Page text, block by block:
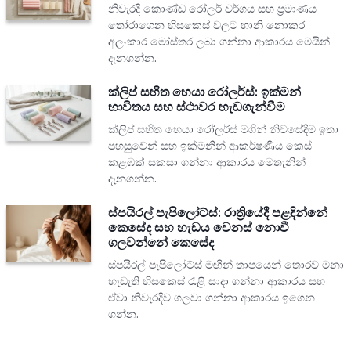
නිවැරදි කොණ්ඩ රෝලර් වර්ගය සහ ප්‍රමාණය
තෝරාගෙන හිසකෙස් වලට හානි නොකර
අලංකාර මෝස්තර ලබා ගන්නා ආකාරය මෙයින්
දැනගන්න.
ක්ලිප් සහිත හෙයා රෝලර්ස්: ඉක්මන්
භාවිතය සහ ස්ථාවර හැඩගැන්වීම
ක්ලිප් සහිත හෙයා රෝලර්ස් මගින් නිවසේදීම ඉතා
පහසුවෙන් සහ ඉක්මනින් ආකර්ෂණීය කෙස්
කළඹක් සකසා ගන්නා ආකාරය මෙතැනින්
දැනගන්න.
ස්පයිරල් පැපිලෝට්ස්: රාත්‍රියේදී පළඳින්නේ
කෙසේද සහ හැඩය වෙනස් නොවී
ගලවන්නේ කෙසේද
ස්පයිරල් පැපිලෝට්ස් මඟින් තාපයෙන් තොරව මනා
හැඩැති හිසකෙස් රැළි සාදා ගන්නා ආකාරය සහ
ඒවා නිවැරදිව ගලවා ගන්නා ආකාරය ඉගෙන
ගන්න.